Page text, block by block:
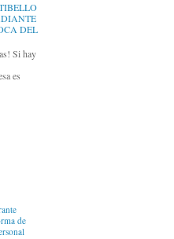
DEL
Si hay
es
de